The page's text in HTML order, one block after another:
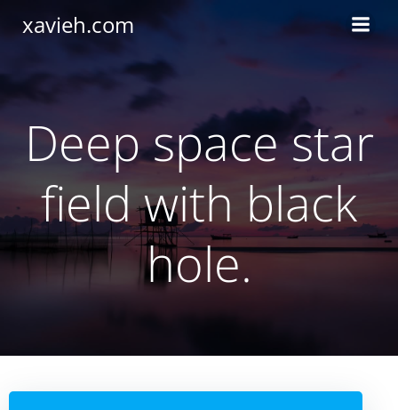
xavieh.com
Deep space star
field with black
hole.